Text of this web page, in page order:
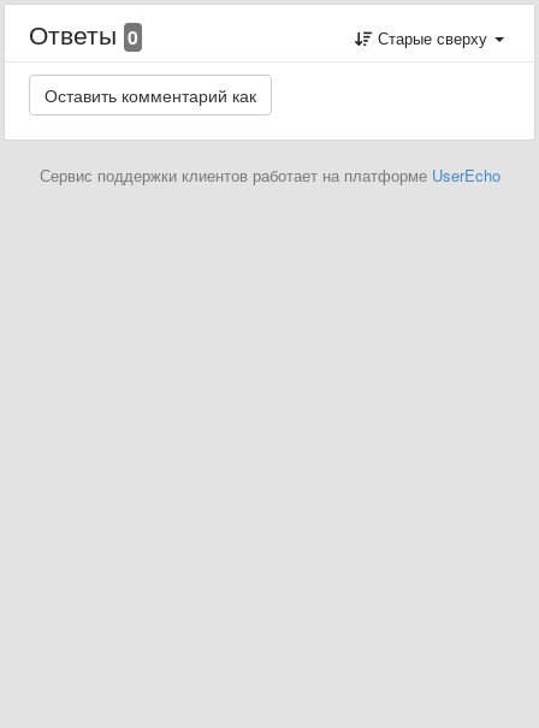
Ответы 0 Старые сверху
Сервис поддержки клиентов работает на платформе UserEcho